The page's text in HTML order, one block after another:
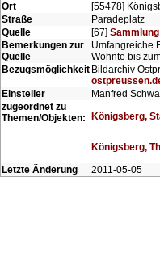
Ort
[55478]
Straße
Paradeplatz
Quelle
[67]
Bemerkungen zur
Quelle
Umfangreiche
Wohnte bis
Bezugsmöglichkeit Bildarchiv
Einsteller
Manfred
zugeordnet zu
Themen/Objekten:
Königsberg,
Königsberg,
Letzte Änderung
2011-05-05